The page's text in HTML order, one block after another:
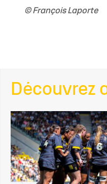
© François Laporte
Découvrez